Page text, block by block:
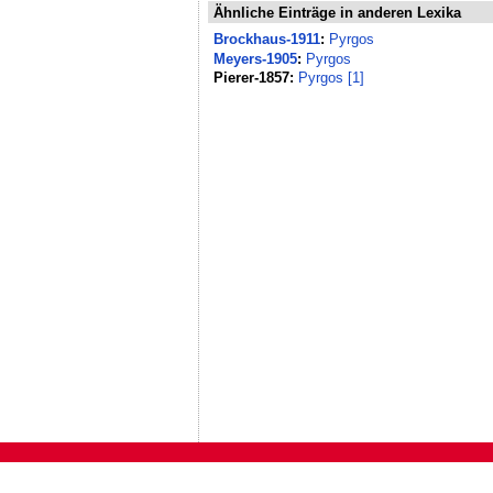
Ähnliche Einträge in anderen Lexika
Brockhaus-1911: Pyrgos
Meyers-1905: Pyrgos
Pierer-1857: Pyrgos [1]